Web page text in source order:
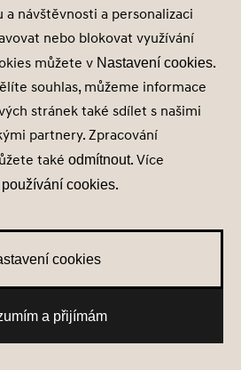
jízda Získat nabídku Konfigurátor
Počítají počet
návštěv a na
základě těchto
informací
spouštěny různé
automatické
zprávy nebo
chatboti.
návštěvnických
relací
Preference
a návštěvnosti a personalizaci
nebo blokovat využívání
můžete v Nastavení cookies.
souhlas, můžeme informace
stránek také sdílet s našimi
partnery. Zpracování
také odmítnout. Více
cookies.
cookies
a přijímám